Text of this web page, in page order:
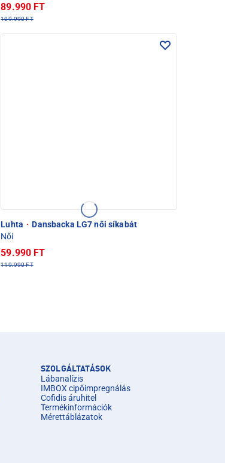
89.990 FT
109.990 FT
Luhta · Dansbacka LG7 női síkabát
Női
59.990 FT
119.990 FT
SZOLGÁLTATÁSOK
Lábanalízis
IMBOX cipőimpregnálás
Cofidis áruhitel
Termékinformációk
Mérettáblázatok